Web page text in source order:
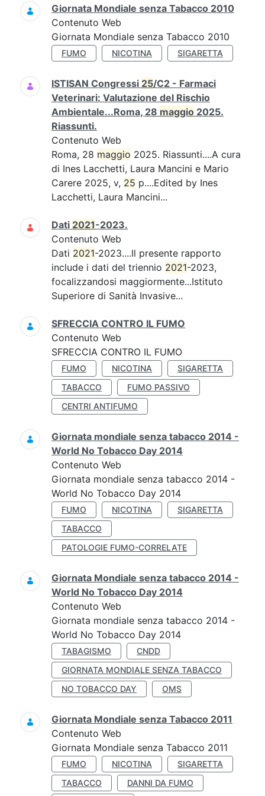
Giornata Mondiale senza Tabacco 2010
Contenuto Web
Giornata Mondiale senza Tabacco 2010
FUMO NICOTINA SIGARETTA
ISTISAN Congressi 25/C2 - Farmaci
Veterinari: Valutazione del Rischio
Ambientale...Roma, 28 maggio 2025.
Riassunti.
Contenuto Web
Roma, 28 maggio 2025. Riassunti....A cura
di Ines Lacchetti, Laura Mancini e Mario
Carere 2025, v, 25 p....Edited by Ines
Lacchetti, Laura Mancini...
Dati 2021-2023.
Contenuto Web
Dati 2021-2023....Il presente rapporto
include i dati del triennio 2021-2023,
focalizzandosi maggiormente...Istituto
Superiore di Sanità Invasive...
SFRECCIA CONTRO IL FUMO
Contenuto Web
SFRECCIA CONTRO IL FUMO
FUMO NICOTINA
SIGARETTA
TABACCO
FUMO PASSIVO
CENTRI ANTIFUMO
Giornata mondiale senza tabacco 2014 -
World No Tobacco Day 2014
Contenuto Web
Giornata mondiale senza tabacco 2014 -
World No Tobacco Day 2014
FUMO NICOTINA
SIGARETTA
TABACCO
PATOLOGIE FUMO-CORRELATE
Giornata Mondiale senza tabacco 2014 -
World No Tobacco Day 2014
Contenuto Web
Giornata mondiale senza tabacco 2014 -
World No Tobacco Day 2014
TABAGISMO
CNDD
GIORNATA MONDIALE SENZA TABACCO
NO TOBACCO DAY
OMS
Giornata Mondiale senza Tabacco 2011
Contenuto Web
Giornata Mondiale senza Tabacco 2011
FUMO NICOTINA
SIGARETTA
TABACCO
DANNI DA FUMO